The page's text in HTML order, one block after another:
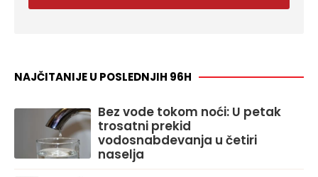
NAJČITANIJE U POSLEDNJIH 96H
Bez vode tokom noći: U petak
trosatni prekid
vodosnabdevanja u četiri
naselja